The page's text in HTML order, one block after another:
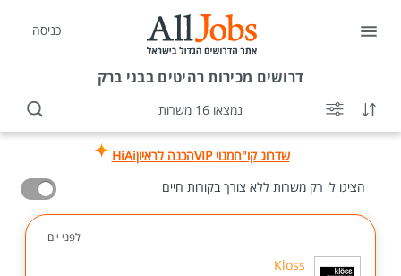
כניסה
דרושים מכירות רהיטים בבני ברק
נמצאו 16 משרות
שדרוג קו"חמנוי VIP הכנה לראיוןHiAi
הציגו לי רק משרות ללא צורך בקורות חיים
לפני יום
Kloss